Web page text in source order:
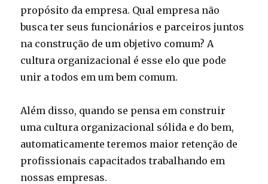
propósito da empresa. Qual empresa não
busca ter seus funcionários e parceiros juntos
na construção de um objetivo comum? A
cultura organizacional é esse elo que pode
unir a todos em um bem comum.
Além disso, quando se pensa em construir
uma cultura organizacional sólida e do bem,
automaticamente teremos maior retenção de
profissionais capacitados trabalhando em
nossas empresas.